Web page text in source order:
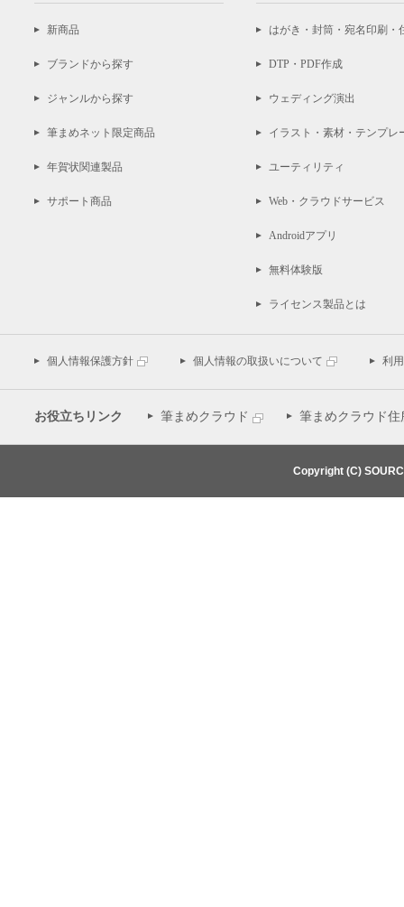
新商品
ブランドから探す
ジャンルから探す
筆まめネット限定商品
年賀状関連製品
サポート商品
はがき・封筒・宛名印刷・
DTP・PDF作成
ウェディング演出
イラスト・素材・テンプレ
ユーティリティ
Web・クラウドサービス
Androidアプリ
無料体験版
ライセンス製品とは
個人情報保護方針 個人情報の取扱いについて 利
お役立ちリンク 筆まめクラウド 筆まめクラウド住
Copyright (C)